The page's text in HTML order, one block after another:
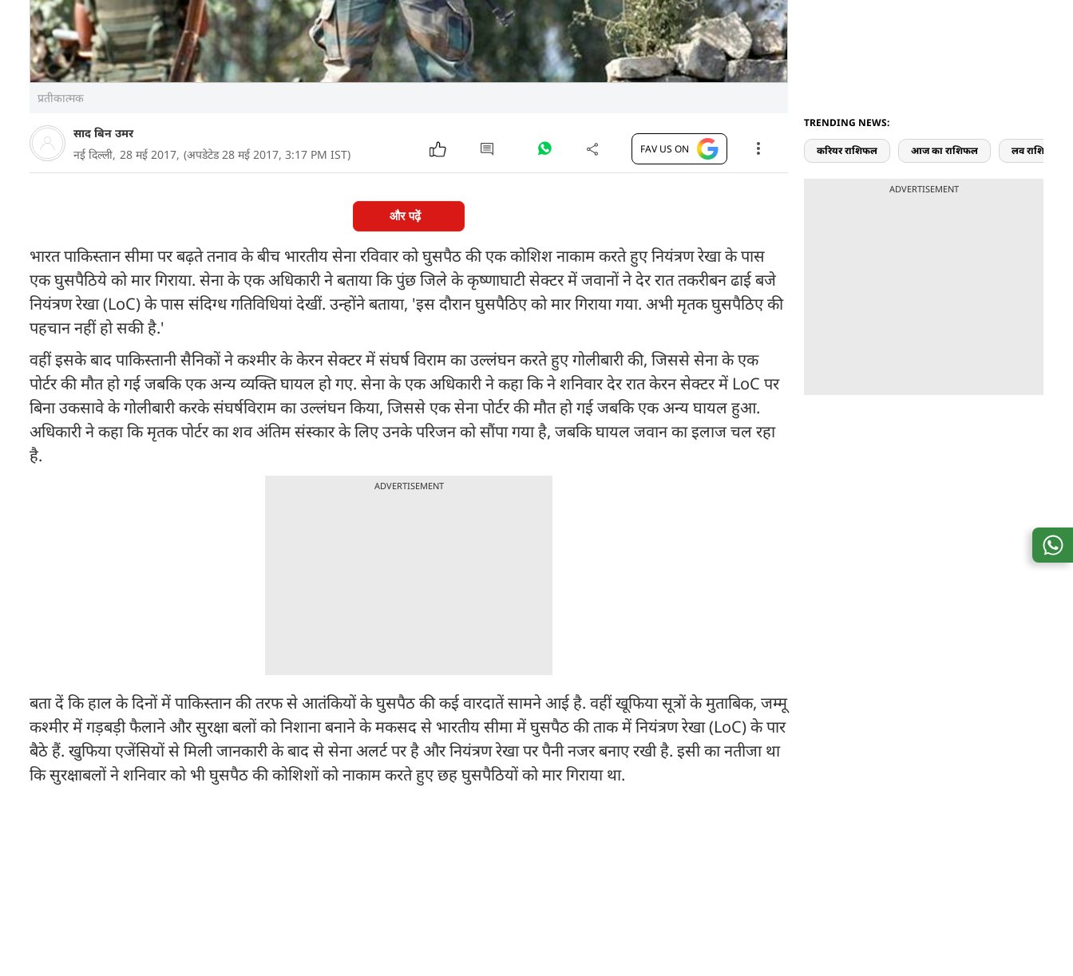
प्रतीकात्मक
साद बिन उमर
नई दिल्ली, 28 मई 2017, (अपडेटेड 28 मई 2017, 3:17 PM IST) FAV US ON
और पढ़ें
भारत पाकिस्तान सीमा पर बढ़ते तनाव के बीच भारतीय सेना रविवार को घुसपैठ की एक कोशिश नाकाम करते हुए नियंत्रण रेखा के पास
एक घुसपैठिये को मार गिराया. सेना के एक अधिकारी ने बताया कि पुंछ जिले के कृष्णाघाटी सेक्टर में जवानों ने देर रात तकरीबन ढाई बजे
नियंत्रण रेखा (LoC) के पास संदिग्ध गतिविधियां देखीं. उन्होंने बताया, 'इस दौरान घुसपैठिए को मार गिराया गया. अभी मृतक घुसपैठिए की
पहचान नहीं हो सकी है.'
वहीं इसके बाद पाकिस्तानी सैनिकों ने कश्मीर के केरन सेक्टर में संघर्ष विराम का उल्लंघन करते हुए गोलीबारी की, जिससे सेना के एक
पोर्टर की मौत हो गई जबकि एक अन्य व्यक्ति घायल हो गए. सेना के एक अधिकारी ने कहा कि ने शनिवार देर रात केरन सेक्टर में LoC पर
बिना उकसावे के गोलीबारी करके संघर्षविराम का उल्लंघन किया, जिससे एक सेना पोर्टर की मौत हो गई जबकि एक अन्य घायल हुआ.
अधिकारी ने कहा कि मृतक पोर्टर का शव अंतिम संस्कार के लिए उनके परिजन को सौंपा गया है, जबकि घायल जवान का इलाज चल रहा
है.
ADVERTISEMENT
बता दें कि हाल के दिनों में पाकिस्तान की तरफ से आतंकियों के घुसपैठ की कई वारदातें सामने आई है. वहीं खूफिया सूत्रों के मुताबिक, जम्मू
कश्मीर में गड़बड़ी फैलाने और सुरक्षा बलों को निशाना बनाने के मकसद से भारतीय सीमा में घुसपैठ की ताक में नियंत्रण रेखा (LoC) के पार
बैठे हैं. खुफिया एजेंसियों से मिली जानकारी के बाद से सेना अलर्ट पर है और नियंत्रण रेखा पर पैनी नजर बनाए रखी है. इसी का नतीजा था
कि सुरक्षाबलों ने शनिवार को भी घुसपैठ की कोशिशों को नाकाम करते हुए छह घुसपैठियों को मार गिराया था.
TRENDING NEWS:
करियर राशिफल आज का राशिफल लव राशिफल
ADVERTISEMENT